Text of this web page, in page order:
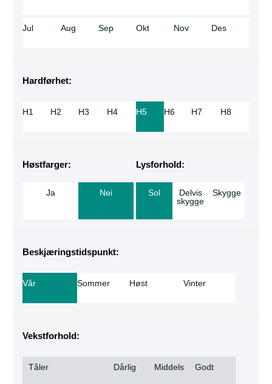
Jul Aug Sep Okt Nov Des
Hardførhet:
H1 H2 H3 H4 H5 H6 H7 H8
Høstfarger:
Ja Nei
Lysforhold:
Sol
Delvis
skygge
Skygge
Beskjæringstidspunkt:
Vår Sommer Høst Vinter
Vekstforhold:
Tåler Dårlig Middels Godt